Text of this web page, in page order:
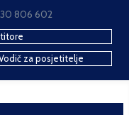
30 806 602
za posjetitelje